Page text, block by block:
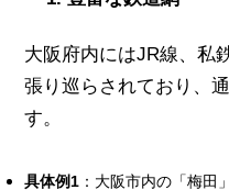
大阪府内にはJR線、私
張り巡らされており、
す。
具体例1 ：大阪市内の「梅田